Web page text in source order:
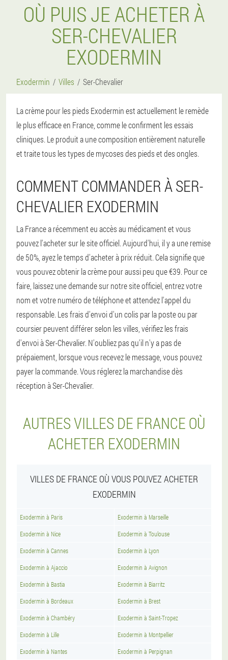
OÙ PUIS JE ACHETER À
SER-CHEVALIER
EXODERMIN
Exodermin Villes Ser-Chevalier
La crème pour les pieds Exodermin est actuellement le remède
le plus efficace en France, comme le confirment les essais
cliniques. Le produit a une composition entièrement naturelle
et traite tous les types de mycoses des pieds et des ongles.
COMMENT COMMANDER À SER-
CHEVALIER EXODERMIN
La France a récemment eu accès au médicament et vous
pouvez l'acheter sur le site officiel. Aujourd'hui, il y a une remise
de 50%, ayez le temps d'acheter à prix réduit. Cela signifie que
vous pouvez obtenir la crème pour aussi peu que €39. Pour ce
faire, laissez une demande sur notre site officiel, entrez votre
nom et votre numéro de téléphone et attendez l'appel du
responsable. Les frais d'envoi d'un colis par la poste ou par
coursier peuvent différer selon les villes, vérifiez les frais
d'envoi à Ser-Chevalier. N'oubliez pas qu'il n'y a pas de
prépaiement, lorsque vous recevez le message, vous pouvez
payer la commande. Vous réglerez la marchandise dès
réception à Ser-Chevalier.
AUTRES VILLES DE FRANCE OÙ
ACHETER EXODERMIN
VILLES DE FRANCE OÙ VOUS POUVEZ ACHETER
EXODERMIN
Exodermin à Paris Exodermin à Marseille
Exodermin à Nice Exodermin à Toulouse
Exodermin à Cannes Exodermin à Lyon
Exodermin à Ajaccio Exodermin à Avignon
Exodermin à Bastia Exodermin à Biarritz
Exodermin à Bordeaux Exodermin à Brest
Exodermin à Chambéry Exodermin à Saint-Tropez
Exodermin à Lille Exodermin à Montpellier
Exodermin à Nantes Exodermin à Perpignan